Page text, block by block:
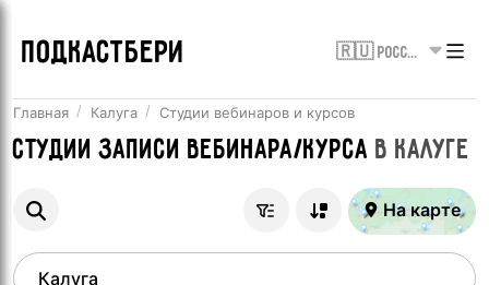
ПОДКАСТБЕРИ 🇷🇺 Россия
Главная Калуга Студии вебинаров и курсов
Студии записи вебинара/курса в Калуге
На карте